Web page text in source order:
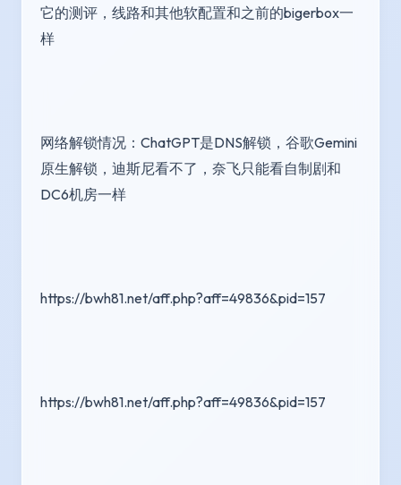
它的测评，线路和其他软配置和之前的bigerbox一
样
网络解锁情况：ChatGPT是DNS解锁，谷歌Gemini
原生解锁，迪斯尼看不了，奈飞只能看自制剧和
DC6机房一样
https://bwh81.net/aff.php?aff=49836&pid=157
https://bwh81.net/aff.php?aff=49836&pid=157